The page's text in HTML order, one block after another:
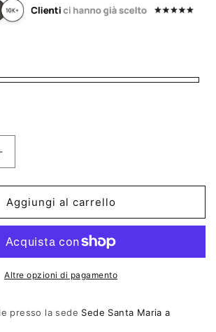
per
Veneta
Aggiungi al carrello
Altre opzioni di pagamento
presso la sede Sede Santa Maria a